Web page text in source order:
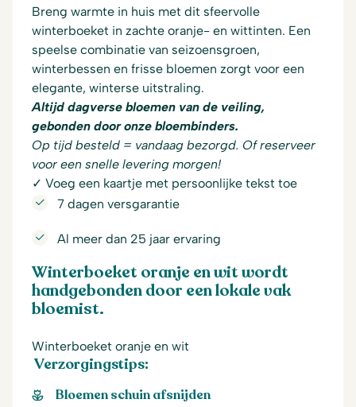
Breng warmte in huis met dit sfeervolle
winterboeket in zachte oranje- en wittinten. Een
speelse combinatie van seizoensgroen,
winterbessen en frisse bloemen zorgt voor een
elegante, winterse uitstraling.
Altijd dagverse bloemen van de veiling,
gebonden door onze bloembinders.
Op tijd besteld = vandaag bezorgd. Of reserveer
voor een snelle levering morgen!
✓ Voeg een kaartje met persoonlijke tekst toe
7 dagen versgarantie
Al meer dan 25 jaar ervaring
Winterboeket oranje en wit wordt
handgebonden door een lokale vak
bloemist.
Winterboeket oranje en wit
Verzorgingstips:
Bloemen schuin afsnijden